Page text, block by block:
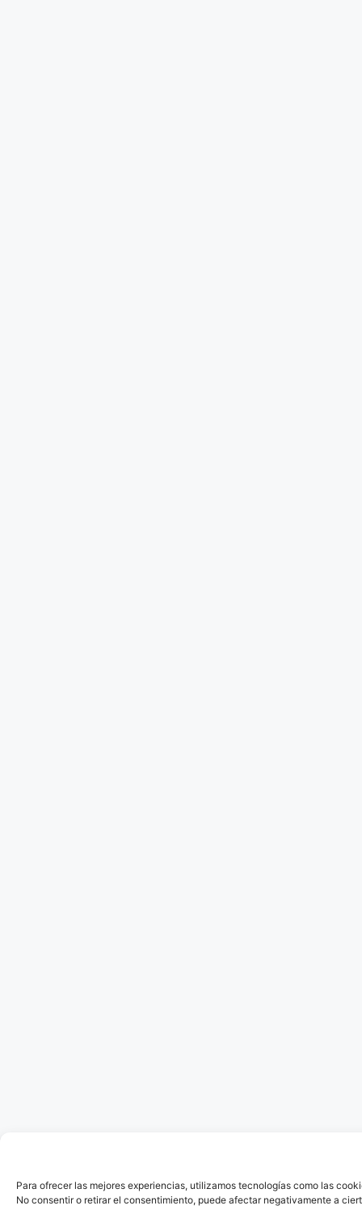
Para ofrecer las mejores experiencias, utilizamos tecnologías como las
No consentir o retirar el consentimiento, puede afectar negativamente a